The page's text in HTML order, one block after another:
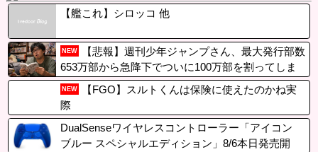
【艦これ】シロッコ 他
NEW
【悲報】週刊少年ジャンプさん、最大発行部数
653万部から急降下でついに100万部を割ってしま
うwwwwww
NEW
【FGO】スルトくんは保険に使えたのかね実
際
DualSenseワイヤレスコントローラー「アイコン
ブルー スペシャルエディション」8/6本日発売開